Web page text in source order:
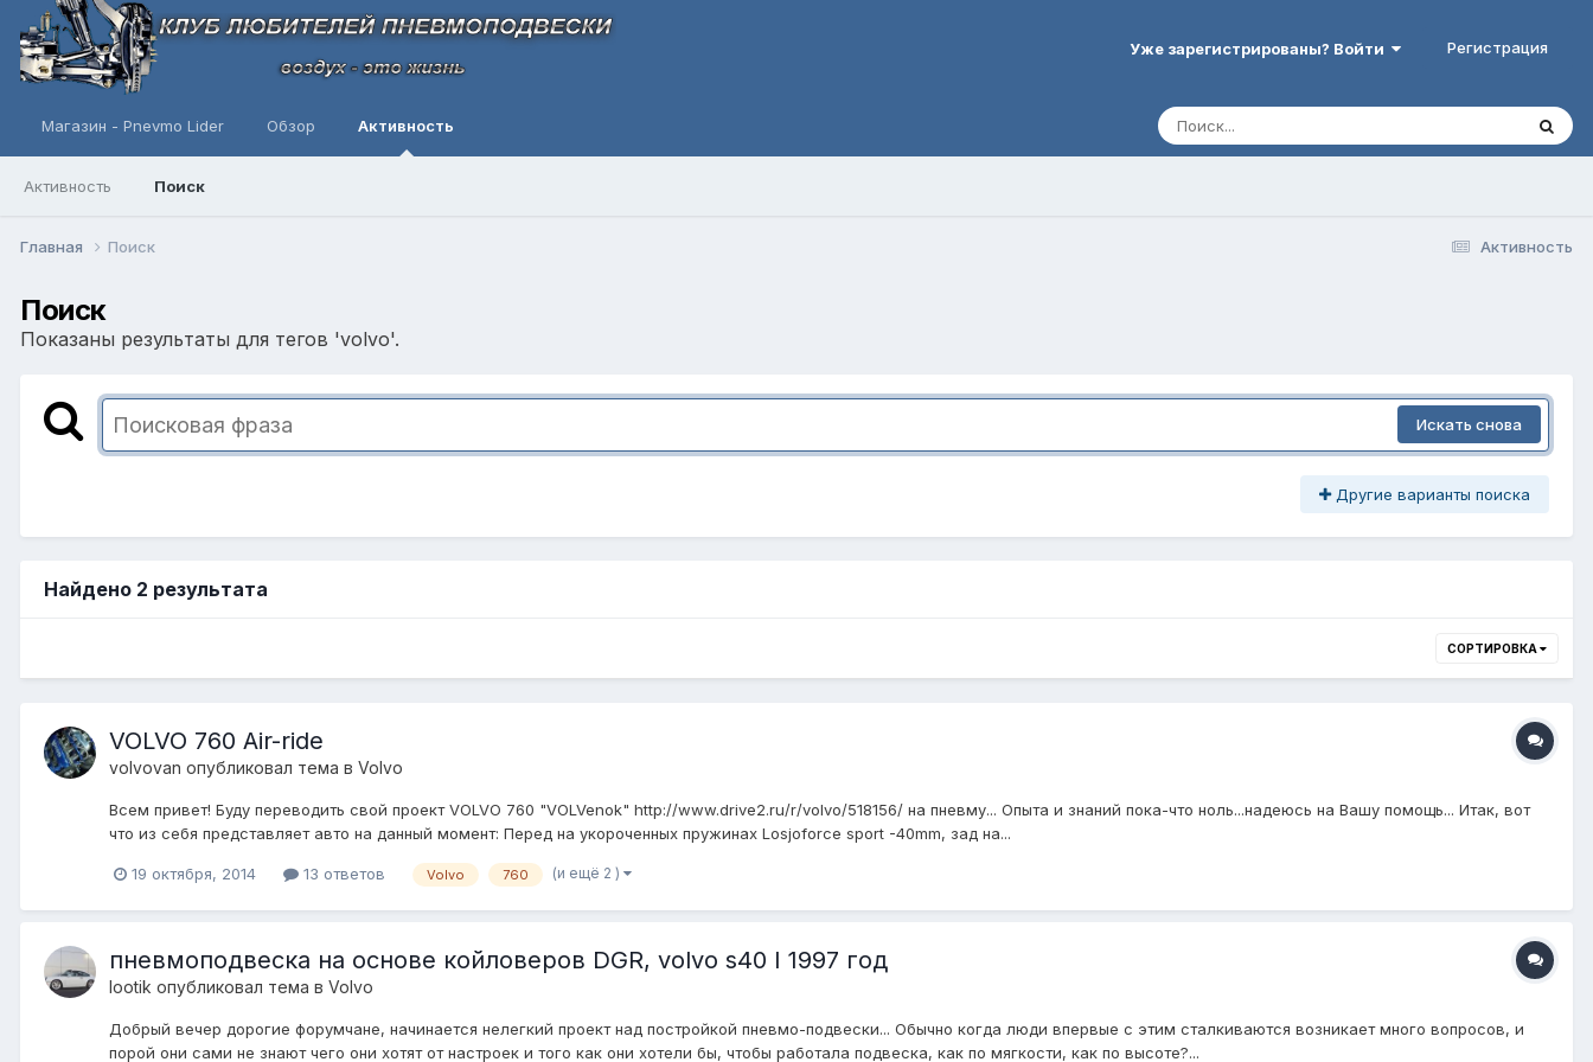
Уже зарегистрированы? Войти Регистрация
Магазин - Pnevmo Lider Обзор Активность
Активность Поиск
Активность
Главная Поиск
Поиск
Показаны результаты для тегов 'volvo'.
Искать снова
Другие варианты поиска
Найдено 2 результата
СОРТИРОВКА
VOLVO 760 Air-ride
volvovan опубликовал тема в Volvo
Всем привет! Буду переводить свой проект VOLVO 760 "VOLVenok" http://www.drive2.ru/r/volvo/518156/ на пневму... Опыта и знаний пока-что ноль...надеюсь на Вашу помощь... Итак, вот
что из себя представляет авто на данный момент: Перед на укороченных пружинах Losjoforce sport -40mm, зад на...
19 октября, 2014 13 ответов Volvo 760 (и ещё 2 )
пневмоподвеска на основе койловеров DGR, volvo s40 I 1997 год
lootik опубликовал тема в Volvo
Добрый вечер дорогие форумчане, начинается нелегкий проект над постройкой пневмо-подвески... Обычно когда люди впервые с этим сталкиваются возникает много вопросов, и
порой они сами не знают чего они хотят от настроек и того как они хотели бы, чтобы работала подвеска, как по мягкости, как по высоте?...